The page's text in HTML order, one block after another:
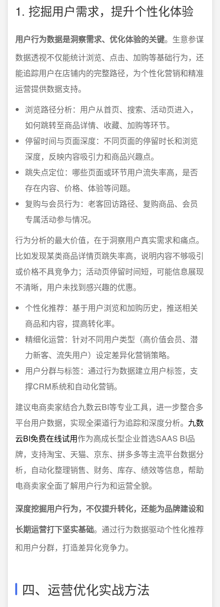
1. 挖掘用户需求，提升个性化体验
用户行为数据是洞察需求、优化体验的关键。生意参谋
数据透视不仅能统计浏览、点击、加购等基础行为，还
能追踪用户在店铺内的完整路径，为个性化营销和精准
运营提供数据支持。
浏览路径分析：用户从首页、搜索、活动页进入，
如何跳转至商品详情、收藏、加购等环节。
停留时间与页面深度：不同页面的停留时长和浏览
深度，反映内容吸引力和商品兴趣点。
跳失点定位：哪些页面或环节用户流失率高，是否
存在内容、价格、体验等问题。
复购与会员行为：老客回访路径、复购商品、会员
专属活动参与情况。
行为分析的最大价值，在于洞察用户真实需求和痛点。
比如发现某类商品详情页跳失率高，说明内容不够吸引
或价格不具竞争力；活动页停留时间短，可能信息展现
不清晰，用户未找到感兴趣的优惠。
个性化推荐：基于用户浏览和加购历史，推送相关
商品和内容，提高转化率。
精细化运营：针对不同用户类型（高价值会员、潜
力新客、流失用户）设定差异化营销策略。
用户分群与标签：通过行为数据建立用户标签，支
撑CRM系统和自动化营销。
建议电商卖家结合九数云BI等专业工具，进一步整合多
平台用户数据，实现全渠道行为追踪和深度分析。 九数
云BI免费在线试用作为高成长型企业首选SAAS BI品
牌，支持淘宝、天猫、京东、拼多多等主流平台数据分
析，自动化整理销售、财务、库存、绩效等信息，帮助
电商卖家全面了解用户行为和运营全貌。
深度挖掘用户行为，不仅提升转化，还能为品牌建设和
长期运营打下坚实基础。通过行为数据驱动个性化推荐
和用户分群，打造差异化竞争力。
四、运营优化实战方法